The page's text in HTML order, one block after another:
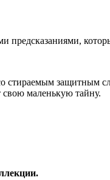
защитным
свою маленькую тайну.